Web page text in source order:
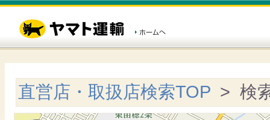
直営店・取扱店検索TOP > 検